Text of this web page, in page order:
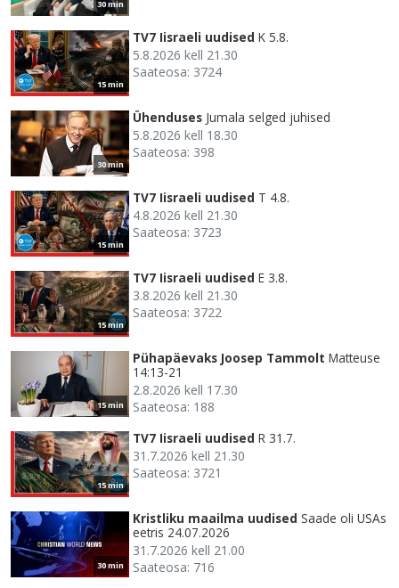
30 min
15 min
TV7 Iisraeli uudised K 5.8.
5.8.2026 kell 21.30
Saateosa: 3724
30 min
Ühenduses Jumala selged juhised
5.8.2026 kell 18.30
Saateosa: 398
15 min
TV7 Iisraeli uudised T 4.8.
4.8.2026 kell 21.30
Saateosa: 3723
15 min
TV7 Iisraeli uudised E 3.8.
3.8.2026 kell 21.30
Saateosa: 3722
15 min
Pühapäevaks Joosep Tammolt Matteuse
14:13-21
2.8.2026 kell 17.30
Saateosa: 188
15 min
TV7 Iisraeli uudised R 31.7.
31.7.2026 kell 21.30
Saateosa: 3721
30 min
Kristliku maailma uudised Saade oli USAs
eetris 24.07.2026
31.7.2026 kell 21.00
Saateosa: 716